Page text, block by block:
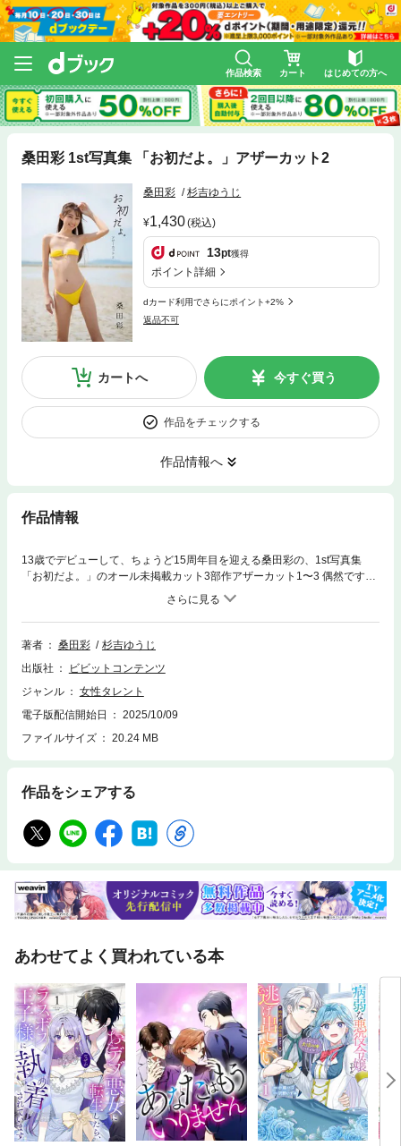
作品検索 カート はじめての方へ
桑田彩 1st写真集 「お初だよ。」アザーカット2
桑田彩 杉吉ゆうじ
1,430(税込)
13pt獲得
ポイント詳細
dカード利用でさらにポイント+2%
返品不可
カートへ 今すぐ買う
作品をチェックする
作品情報へ
作品情報
13歳でデビューして、ちょうど15周年目を迎える桑田彩の、1st写真集
「お初だよ。」のオール未掲載カット3部作アザーカット1〜3 偶然です
が、デビュー15周年目の発売がファーストでもあり、桑田彩にとって大変
記念すべき1冊となります。 桑田彩 1st写真集 「お初だよ。」 13歳の美少
女も、魅力的な女性になりました。 This photo book is a Japanese 28-ye
ar-old pin-up girl. Print length : 82 pages プロフィール 名前:桑田彩(くわた
ズ:B71・W56・H83 趣味:車 Instagram:@aya_kuwata X:@kuwataaya
著者 桑田彩
杉吉ゆうじ
出版社
ビビットコンテンツ
ジャンル
女性タレント
電子版配信開始日
2025/10/09
ファイルサイズ
20.24 MB
作品をシェアする
あわせてよく買われている本